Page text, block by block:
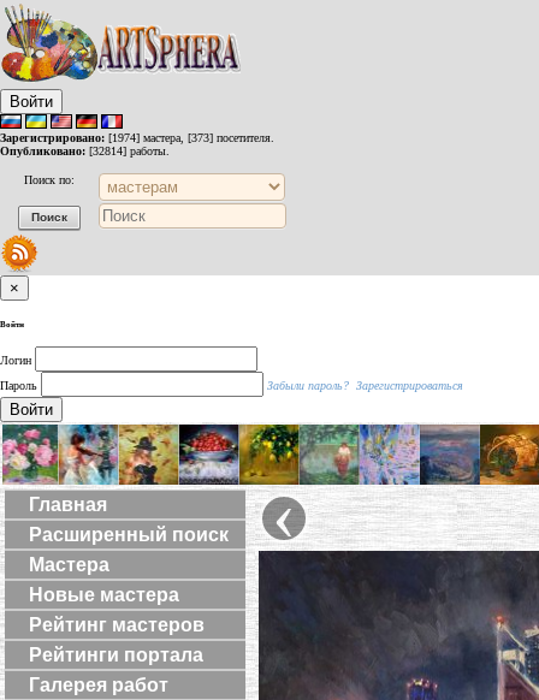
Войти
Зарегистрировано: [1974] мастера, [373] посетителя.
Опубликовано: [32814] работы.
Поиск по:
×
Войти
Логин
Пароль
Забыли пароль? Зарегистрироваться
Войти
Главная
Расширенный поиск
Мастера
Новые мастера
Рейтинг мастеров
Рейтинги портала
Галерея работ
‹